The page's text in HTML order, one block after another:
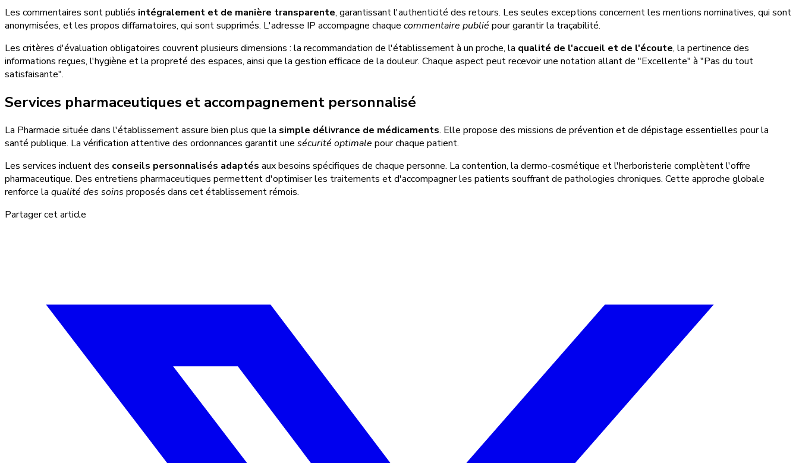
Les commentaires sont publiés intégralement et de manière transparente, garantissant l'authenticité des retours. Les seules exceptions concernent les mentions nominatives, qui sont
anonymisées, et les propos diffamatoires, qui sont supprimés. L'adresse IP accompagne chaque commentaire publié pour garantir la traçabilité.
Les critères d'évaluation obligatoires couvrent plusieurs dimensions : la recommandation de l'établissement à un proche, la qualité de l'accueil et de l'écoute, la pertinence des
informations reçues, l'hygiène et la propreté des espaces, ainsi que la gestion efficace de la douleur. Chaque aspect peut recevoir une notation allant de "Excellente" à "Pas du tout
satisfaisante".
Services pharmaceutiques et accompagnement personnalisé
La Pharmacie située dans l'établissement assure bien plus que la simple délivrance de médicaments. Elle propose des missions de prévention et de dépistage essentielles pour la
santé publique. La vérification attentive des ordonnances garantit une sécurité optimale pour chaque patient.
Les services incluent des conseils personnalisés adaptés aux besoins spécifiques de chaque personne. La contention, la dermo-cosmétique et l'herboristerie complètent l'offre
pharmaceutique. Des entretiens pharmaceutiques permettent d'optimiser les traitements et d'accompagner les patients souffrant de pathologies chroniques. Cette approche globale
renforce la qualité des soins proposés dans cet établissement rémois.
Partager cet article